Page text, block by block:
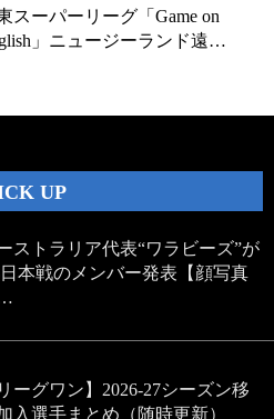
スーパーリーグ「Game on
」ニュージーランド遠…
UP
ストラリア代表“ワラビーズ”が
本戦のメンバー発表【顔写真
リーグワン】2026-27シーズン移
入選手まとめ（随時更新）